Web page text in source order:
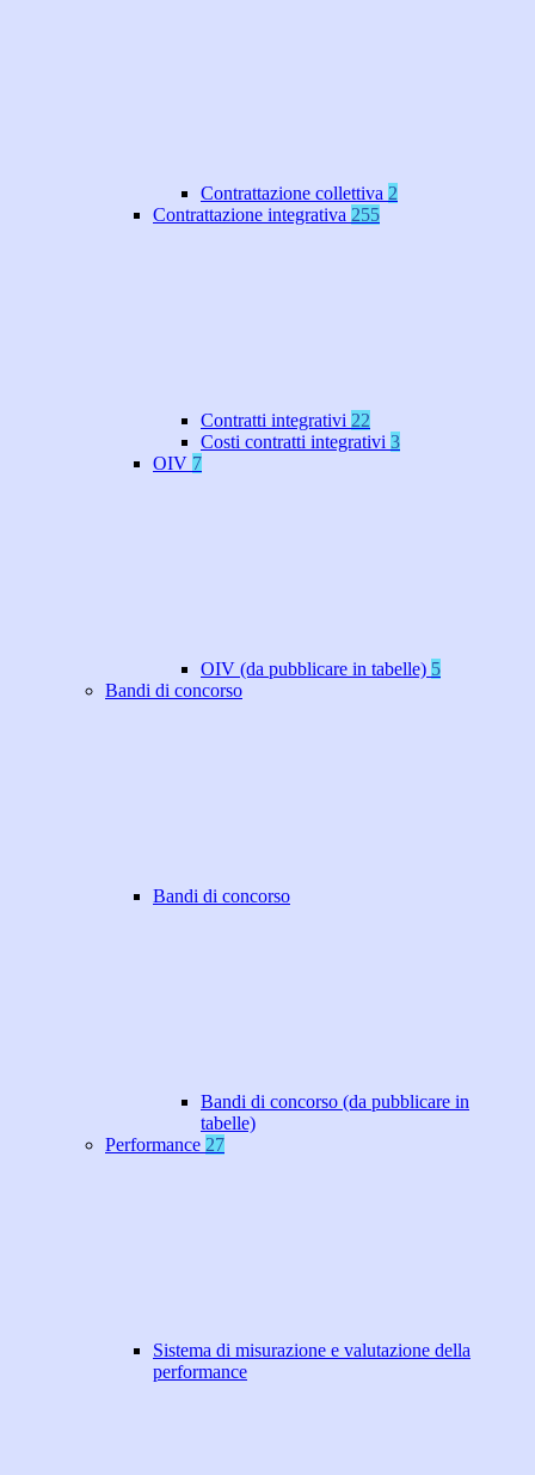
Contrattazione collettiva 2
Contrattazione integrativa 255
Contratti integrativi 22
Costi contratti integrativi 3
OIV 7
OIV (da pubblicare in tabelle) 5
Bandi di concorso
Bandi di concorso
Bandi di concorso (da pubblicare in
tabelle)
Performance 27
Sistema di misurazione e valutazione della
performance